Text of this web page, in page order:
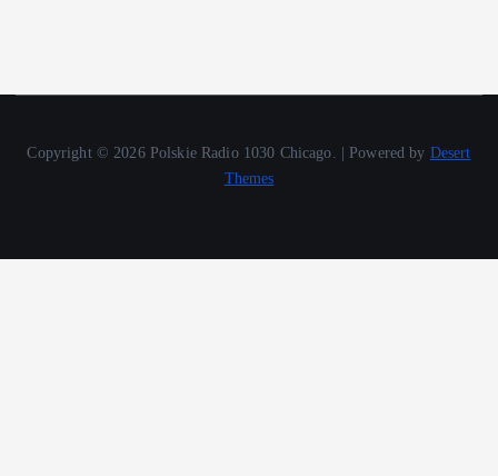
Copyright © 2026 Polskie Radio 1030 Chicago. | Powered by Desert
Themes